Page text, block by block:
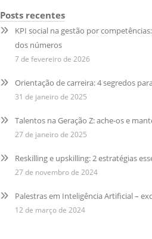
Posts recentes
KPI social na gestão por
dos números
7 de fevereiro de 2026
Orientação de carreira: 4 segredos
31 de janeiro de 2025
Talentos na Geração Z: ache-os e
27 de janeiro de 2025
Reskilling e upskilling: 2 estratégias
27 de novembro de 2024
Palestras em Inteligência Artificial –
12 de março de 2024